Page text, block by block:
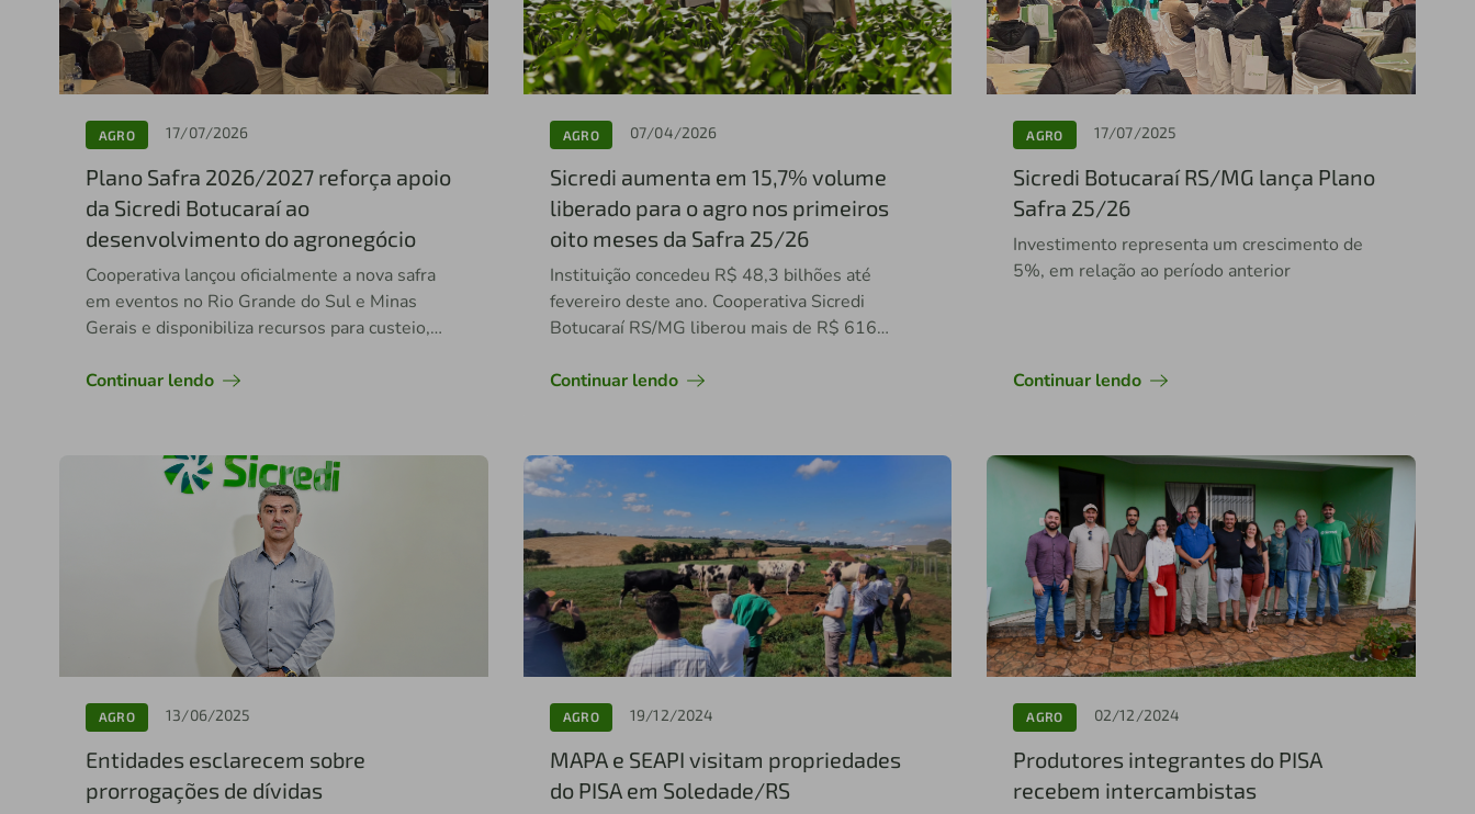
AGRO 17/07/2026
Plano Safra 2026/2027 reforça apoio
da Sicredi Botucaraí ao
desenvolvimento do agronegócio
Cooperativa lançou oficialmente a nova safra
em eventos no Rio Grande do Sul e Minas
Gerais e disponibiliza recursos para custeio,
industrialização da produção rural
Continuar lendo
AGRO 07/04/2026
Sicredi aumenta em 15,7% volume
liberado para o agro nos primeiros
oito meses da Safra 25/26
Instituição concedeu R$ 48,3 bilhões até
fevereiro deste ano. Cooperativa Sicredi
Botucaraí RS/MG liberou mais de R$ 616
Continuar lendo
AGRO 17/07/2025
Sicredi Botucaraí RS/MG lança Plano
Safra 25/26
Investimento representa um crescimento de
5%, em relação ao período anterior
Continuar lendo
AGRO 13/06/2025
Entidades esclarecem sobre
prorrogações de dívidas
AGRO 19/12/2024
MAPA e SEAPI visitam propriedades
do PISA em Soledade/RS
AGRO 02/12/2024
Produtores integrantes do PISA
recebem intercambistas